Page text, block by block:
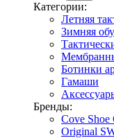
Категории:
Летняя
Зимняя
Ботинки
Гамаши
Бренды:
Cove Shoe
Original